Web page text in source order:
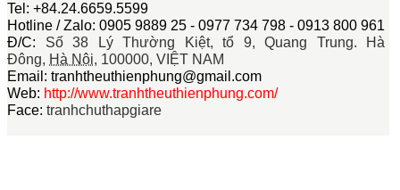
Tel: +84.24.6659.5599
Hotline / Zalo: 0905 9889 25 - 0977 734 798 - 0913 800 961
Đ/C: Số 38 Lý Thường Kiệt, tổ 9, Quang Trung. Hà
Đông, Hà Nội, 100000, VIỆT NAM
Email: tranhtheuthienphung@gmail.com
Web: http://www.tranhtheuthienphung.com/
Face: tranhchuthapgiare